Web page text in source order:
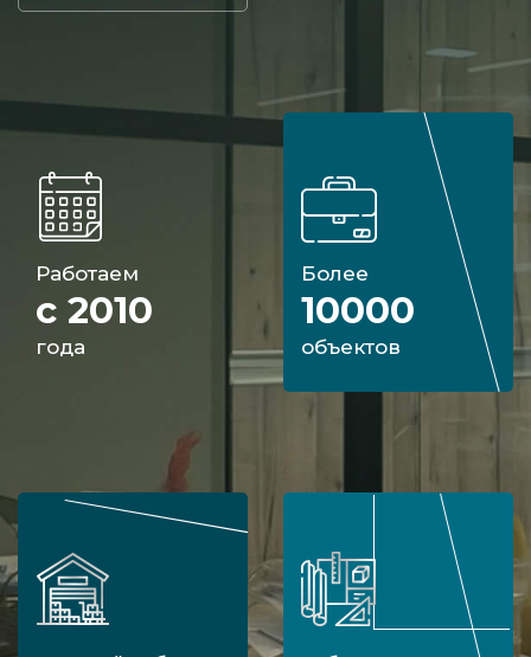
Работаем
с 2010
года
Более
10000
объектов